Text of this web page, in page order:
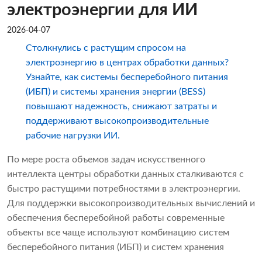
электроэнергии для ИИ
2026-04-07
Столкнулись с растущим спросом на
электроэнергию в центрах обработки данных?
Узнайте, как системы бесперебойного питания
(ИБП) и системы хранения энергии (BESS)
повышают надежность, снижают затраты и
поддерживают высокопроизводительные
рабочие нагрузки ИИ.
По мере роста объемов задач искусственного
интеллекта центры обработки данных сталкиваются с
быстро растущими потребностями в электроэнергии.
Для поддержки высокопроизводительных вычислений и
обеспечения бесперебойной работы современные
объекты все чаще используют комбинацию систем
бесперебойного питания (ИБП) и систем хранения